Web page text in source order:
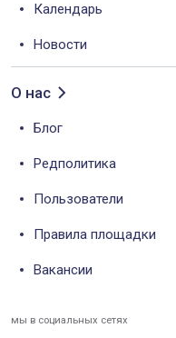
Календарь
Новости
О нас
Блог
Редполитика
Пользователи
Правила площадки
Вакансии
мы в социальных сетях